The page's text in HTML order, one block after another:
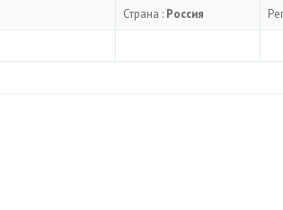
Страна : Россия